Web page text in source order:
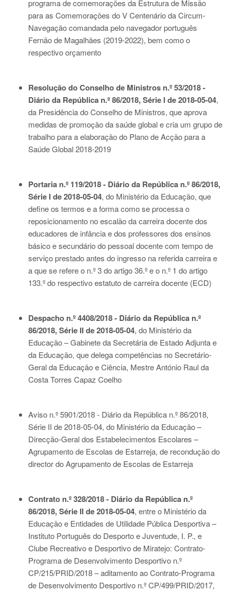
programa de comemorações da Estrutura de Missão
para as Comemorações do V Centenário da Circum-
Navegação comandada pelo navegador português
Fernão de Magalhães (2019-2022), bem como o
respectivo orçamento
Resolução do Conselho de Ministros n.º 53/2018 -
Diário da República n.º 86/2018, Série I de 2018-05-04,
da Presidência do Conselho de Ministros, que aprova
medidas de promoção da saúde global e cria um grupo de
trabalho para a elaboração do Plano de Acção para a
Saúde Global 2018-2019
Portaria n.º 119/2018 - Diário da República n.º 86/2018,
Série I de 2018-05-04, do Ministério da Educação, que
define os termos e a forma como se processa o
reposicionamento no escalão da carreira docente dos
educadores de infância e dos professores dos ensinos
básico e secundário do pessoal docente com tempo de
serviço prestado antes do ingresso na referida carreira e
a que se refere o n.º 3 do artigo 36.º e o n.º 1 do artigo
133.º do respectivo estatuto de carreira docente (ECD)
Despacho n.º 4408/2018 - Diário da República n.º
86/2018, Série II de 2018-05-04, do Ministério da
Educação – Gabinete da Secretária de Estado Adjunta e
da Educação, que delega competências no Secretário-
Geral da Educação e Ciência, Mestre António Raul da
Costa Torres Capaz Coelho
Aviso n.º 5901/2018 - Diário da República n.º 86/2018,
Série II de 2018-05-04, do Ministério da Educação –
Direcção-Geral dos Estabelecimentos Escolares –
Agrupamento de Escolas de Estarreja, de recondução do
director do Agrupamento de Escolas de Estarreja
Contrato n.º 328/2018 - Diário da República n.º
86/2018, Série II de 2018-05-04, entre o Ministério da
Educação e Entidades de Utilidade Pública Desportiva –
Instituto Português do Desporto e Juventude, I. P., e
Clube Recreativo e Desportivo de Miratejo: Contrato-
Programa de Desenvolvimento Desportivo n.º
CP/215/PRID/2018 – aditamento ao Contrato-Programa
de Desenvolvimento Desportivo n.º CP/499/PRID/2017,